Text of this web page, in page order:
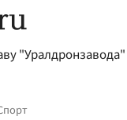
"Уралдронзавода"